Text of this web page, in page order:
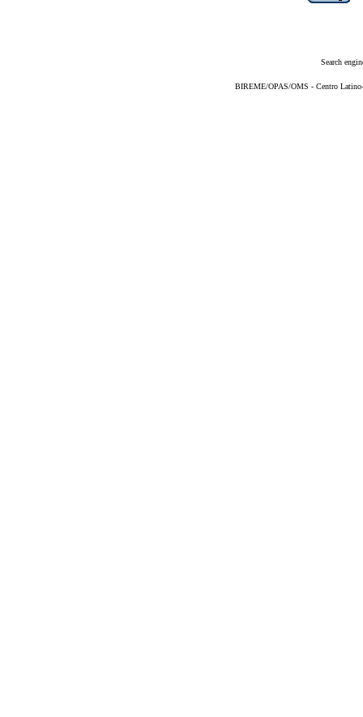
Search
BIREME/OPAS/OMS - Centro Latino-